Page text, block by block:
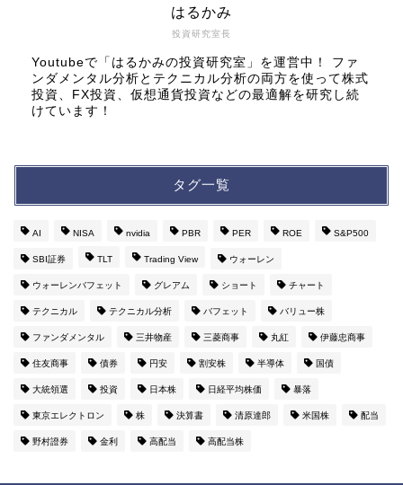
投資研究室長
はるかみ
Youtubeで「はるかみの投資研究室」を運営中！ ファ
ンダメンタル分析とテクニカル分析の両方を使って株式
投資、FX投資、仮想通貨投資などの最適解を研究し続
けています！
タグ一覧
AI NISA nvidia PBR PER ROE S&P500
SBI証券 TLT Trading View ウォーレン
ウォーレンバフェット グレアム ショート チャート
テクニカル テクニカル分析 バフェット バリュー株
ファンダメンタル 三井物産 三菱商事 丸紅 伊藤忠商事
住友商事 債券 円安 割安株 半導体 国債
大統領選 投資 日本株 日経平均株価 暴落
東京エレクトロン 株 決算書 清原達郎 米国株 配当
野村證券 金利 高配当 高配当株